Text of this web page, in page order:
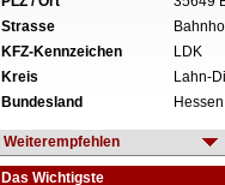
Strasse
KFZ-Kennzeichen
LDK
Kreis
Lahn-
Bundesland
Hessen
Weiterempfehlen
Das Wichtigste